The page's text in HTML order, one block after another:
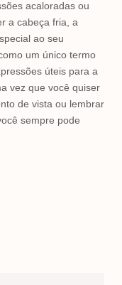
acaloradas ou
a cabeça fria, a
ao seu
um único termo
úteis para a
vez que você quiser
de vista ou lembrar
sempre pode